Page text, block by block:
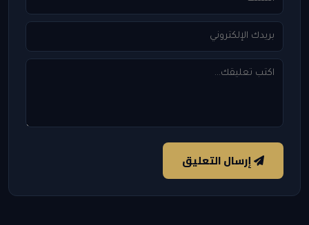
إرسال التعليق